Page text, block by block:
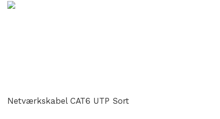
Netværkskabel CAT6 UTP Sort